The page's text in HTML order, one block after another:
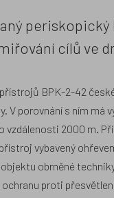
cílů ve
BPK-2-42
V porovnání s ním má
vzdálenosti 2000 m.
vybavený
obrněné
proti